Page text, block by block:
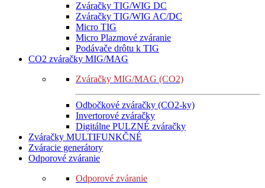
Zváračky TIG/WIG DC
Zváračky TIG/WIG AC/DC
Micro TIG
Micro Plazmové zváranie
Podávače drôtu k TIG
CO2 zváračky MIG/MAG
Zváračky MIG/MAG (CO2)
Odbočkové zváračky (CO2-ky)
Invertorové zváračky
Digitálne PULZNÉ zváračky
Zváračky MULTIFUNKČNÉ
Zváracie generátory
Odporové zváranie
Odporové zváranie